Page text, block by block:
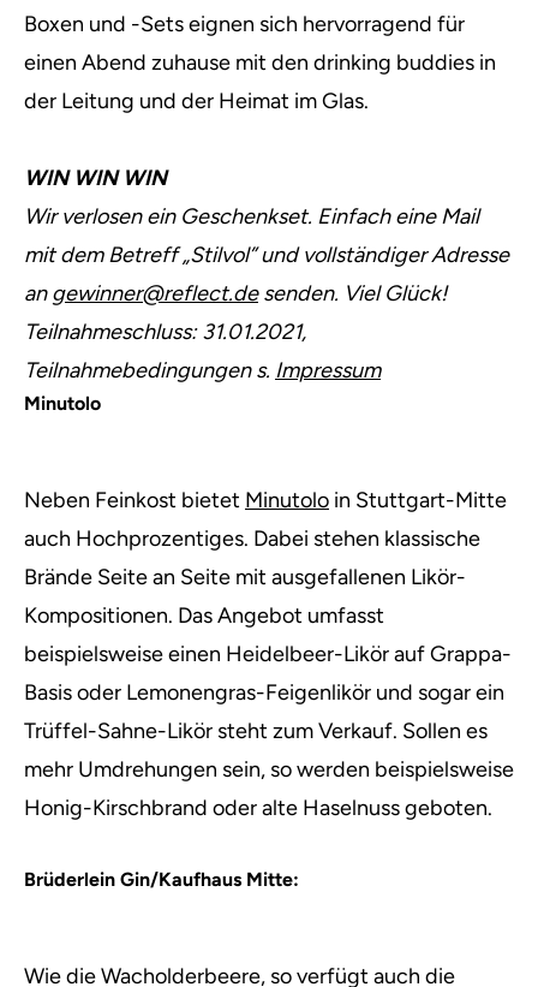
Boxen und -Sets eignen sich hervorragend für
einen Abend zuhause mit den drinking buddies in
der Leitung und der Heimat im Glas.
WIN WIN WIN
Wir verlosen ein Geschenkset. Einfach eine Mail
mit dem Betreff „Stilvol” und vollständiger Adresse
angewinner@reflect.desenden. Viel Glück!
Teilnahmeschluss: 31.01.2021,
Teilnahmebedingungen s. Impressum
Minutolo
Neben Feinkost bietet Minutolo in Stuttgart-Mitte
auch Hochprozentiges. Dabei stehen klassische
Brände Seite an Seite mit ausgefallenen Likör-
Kompositionen. Das Angebot umfasst
beispielsweise einen Heidelbeer-Likör auf Grappa-
Basis oder Lemonengras-Feigenlikör und sogar ein
Trüffel-Sahne-Likör steht zum Verkauf. Sollen es
mehr Umdrehungen sein, so werden beispielsweise
Honig-Kirschbrand oder alte Haselnuss geboten.
Brüderlein Gin/Kaufhaus Mitte:
Wie die Wacholderbeere, so verfügt auch die